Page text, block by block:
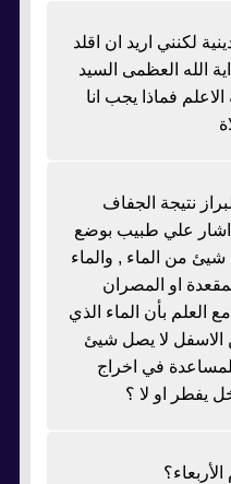
لكنني اريد ان اقلد
الله العظمى السيد
فماذا يجب انا
نتيجة الجفاف
اشار علي طبيب بوضع
من الماء , والماء
او المصران
العلم بأن الماء الذي
الاسفل لا يصل شيئ
في اخراج
يفطر او لا ؟